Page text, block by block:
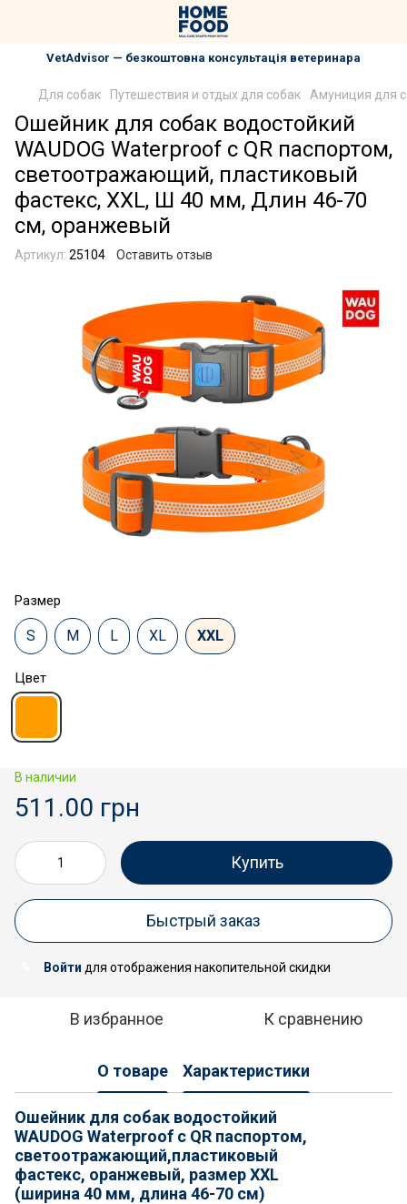
VetAdvisor — безкоштовна консультація ветеринара
Для собак Путешествия и отдых для собак Амуниция для
Ошейник для собак водостойкий
WAUDOG Waterproof с QR паспортом,
светоотражающий, пластиковый
фастекс, XXL, Ш 40 мм, Длин 46-70
см, оранжевый
Артикул: 25104 Оставить отзыв
Размер
S М L XL XXL
Цвет
В наличии
511.00 грн
Купить
Быстрый заказ
Войти для отображения накопительной скидки
В избранное К сравнению
О товаре Характеристики
Ошейник для собак водостойкий
WAUDOG Waterproof c QR паспортом,
светоотражающий,пластиковый
фастекс, оранжевый, размер XXL
(ширина 40 мм, длина 46-70 см)